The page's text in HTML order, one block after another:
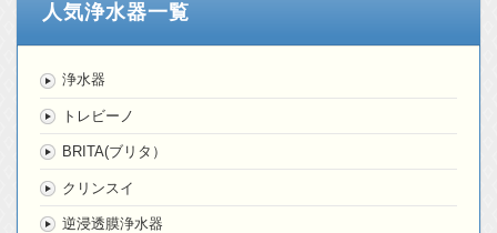
人気浄水器一覧
浄水器
トレビーノ
BRITA(ブリタ）
クリンスイ
逆浸透膜浄水器